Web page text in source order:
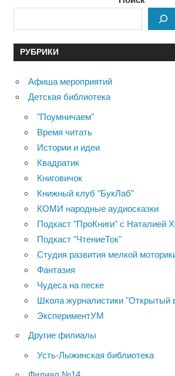
РУБРИКИ
Афиша мероприятий
Детская библиотека
"Поумничаем"
Время читать
Истории и идеи
Квадратик
Книговичок
Книжный клуб "БукЛаб"
КОМИ народные аудиосказки
Подкаст "ПроКниги" с Наталией
Подкаст "ЧтениеТок"
Студия развития мелкой
Фантазия
Чудеса на песке
Школа журналистики "Открытый
ЭкспериментУМ
Другие филиалы
Усть-Лыжинская библиотека